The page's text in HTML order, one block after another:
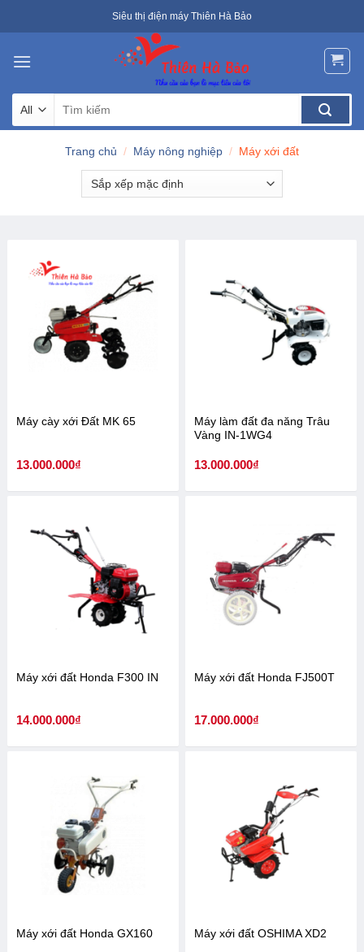
to
Siêu thị điện máy Thiên Hà Bảo
kiếm:
Trang chủ / Máy nông nghiệp / Máy xới đất
Máy cày xới Đất MK 65
13.000.000₫
Máy làm đất đa năng Trâu
Vàng IN-1WG4
13.000.000₫
Máy xới đất Honda F300 IN
14.000.000₫
Máy xới đất Honda FJ500T
17.000.000₫
Máy xới đất Honda GX160 Máy xới đất OSHIMA XD2